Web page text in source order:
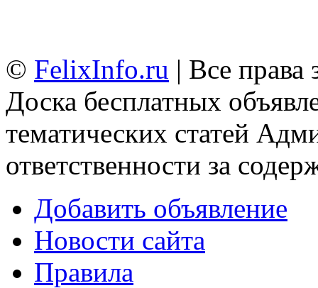
© FelixInfo.ru | Все
Доска бесплатных
тематических статей
ответственности за
Добавить объявление
Новости сайта
Правила